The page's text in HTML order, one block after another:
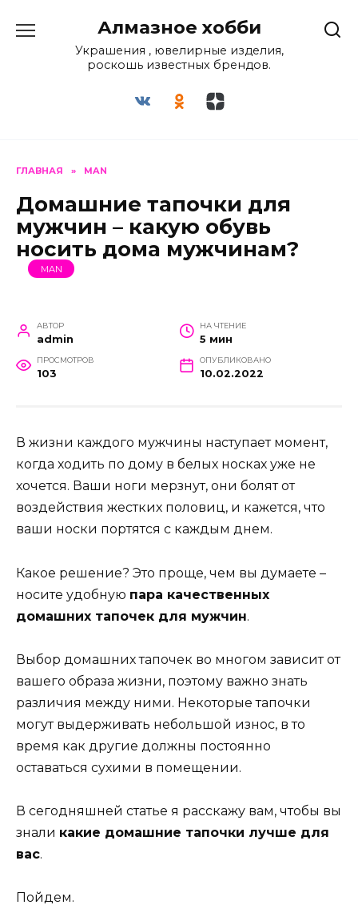
содержанию
Алмазное хобби
Украшения , ювелирные изделия,
роскошь известных брендов.
ГЛАВНАЯ » MAN
Домашние тапочки для
мужчин – какую обувь
носить дома мужчинам?
MAN
АВТОР
admin
НА ЧТЕНИЕ
5 мин
ПРОСМОТРОВ
103
ОПУБЛИКОВАНО
10.02.2022
В жизни каждого мужчины наступает момент,
когда ходить по дому в белых носках уже не
хочется. Ваши ноги мерзнут, они болят от
воздействия жестких половиц, и кажется, что
ваши носки портятся с каждым днем.
Какое решение? Это проще, чем вы думаете –
носите удобную пара качественных
домашних тапочек для мужчин.
Выбор домашних тапочек во многом зависит от
вашего образа жизни, поэтому важно знать
различия между ними. Некоторые тапочки
могут выдерживать небольшой износ, в то
время как другие должны постоянно
оставаться сухими в помещении.
В сегодняшней статье я расскажу вам, чтобы вы
знали какие домашние тапочки лучше для
вас.
Пойдем.